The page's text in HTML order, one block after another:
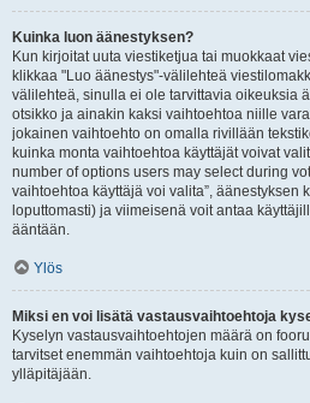
Kuinka luon äänestyksen?
Kun kirjoitat uuta viestiketjua tai muokkaat
klikkaa "Luo äänestys"-välilehteä
välilehteä, sinulla ei ole tarvittavia oikeuksia
otsikko ja ainakin kaksi vaihtoehtoa niille
jokainen vaihtoehto on omalla rivillään
kuinka monta vaihtoehtoa käyttäjät voivat
number of options users may select during
vaihtoehtoa käyttäjä voi valita”, äänestyksen
loputtomasti) ja viimeisenä voit antaa
ääntään.
Ylös
Miksi en voi lisätä vastausvaihtoehtoja
Kyselyn vastausvaihtoehtojen määrä on
tarvitset enemmän vaihtoehtoja kuin on
ylläpitäjään.